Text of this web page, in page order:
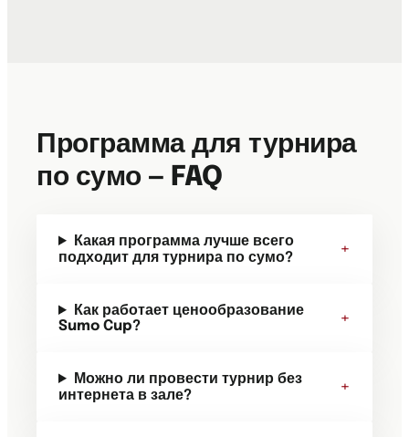
Программа для турнира
по сумо — FAQ
Какая программа лучше всего
подходит для турнира по сумо?
+
Как работает ценообразование
Sumo Cup?
+
Можно ли провести турнир без
интернета в зале?
+